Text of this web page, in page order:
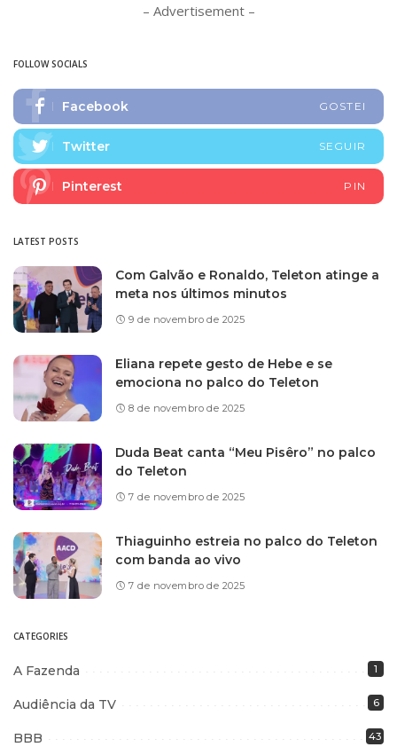
– Advertisement –
FOLLOW SOCIALS
Facebook GOSTEI
Twitter SEGUIR
Pinterest PIN
LATEST POSTS
Com Galvão e Ronaldo, Teleton atinge a
meta nos últimos minutos
9 de novembro de 2025
Eliana repete gesto de Hebe e se
emociona no palco do Teleton
8 de novembro de 2025
Duda Beat canta “Meu Pisêro” no palco
do Teleton
7 de novembro de 2025
Thiaguinho estreia no palco do Teleton
com banda ao vivo
7 de novembro de 2025
CATEGORIES
A Fazenda 1
Audiência da TV 6
BBB 43